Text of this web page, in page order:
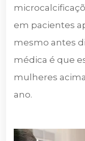
em pacientes
mesmo antes
médica é que
mulheres
ano.